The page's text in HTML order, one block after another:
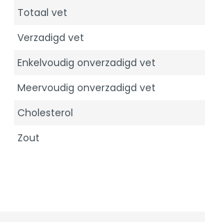
Totaal vet
Verzadigd vet
Enkelvoudig onverzadigd vet
Meervoudig onverzadigd vet
Cholesterol
Zout